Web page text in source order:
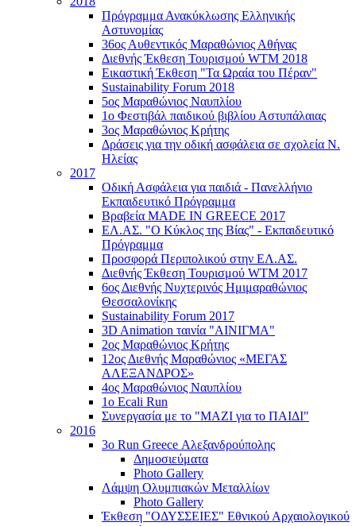
Πρόγραμμα Ανακύκλωσης Ελληνικής
Αστυνομίας
36ος Αυθεντικός Μαραθώνιος Αθήνας
Διεθνής Έκθεση Τουρισμού WTM 2018
Εικαστική Έκθεση "Τα Ωραία του Πέραν"
Sustainability Forum 2018
5ος Μαραθώνιος Ναυπλίου
1ο Φεστιβάλ παιδικού βιβλίου Αστυπάλαιας
3ος Μαραθώνιος Κρήτης
Δράσεις για την οδική ασφάλεια σε σχολεία Ν.
Ηλείας
2017
Οδική Ασφάλεια για παιδιά - Πανελλήνιο
Εκπαιδευτικό Πρόγραμμα
Βραβεία MADE IN GREECE 2017
ΕΛ.ΑΣ. "Ο Κύκλος της Βίας" - Εκπαιδευτικό
Πρόγραμμα
Προσφορά Περιπολικού στην ΕΛ.ΑΣ.
Διεθνής Έκθεση Τουρισμού WTM 2017
6ος Διεθνής Νυχτερινός Ημιμαραθώνιος
Θεσσαλονίκης
Sustainability Forum 2017
3D Animation ταινία "ΑΙΝΙΓΜΑ"
2ος Μαραθώνιος Κρήτης
12ος Διεθνής Μαραθώνιος «ΜΕΓΑΣ
ΑΛΕΞΑΝΔΡΟΣ»
4ος Μαραθώνιος Ναυπλίου
1ο Ecali Run
Συνεργασία με το "ΜΑΖΙ για το ΠΑΙΔΙ"
2016
3ο Run Greece Αλεξανδρούπολης
Δημοσιεύματα
Photo Gallery
Λάμψη Ολυμπιακών Μεταλλίων
Photo Gallery
Έκθεση "ΟΔΥΣΣΕΙΕΣ" Εθνικού Αρχαιολογικού